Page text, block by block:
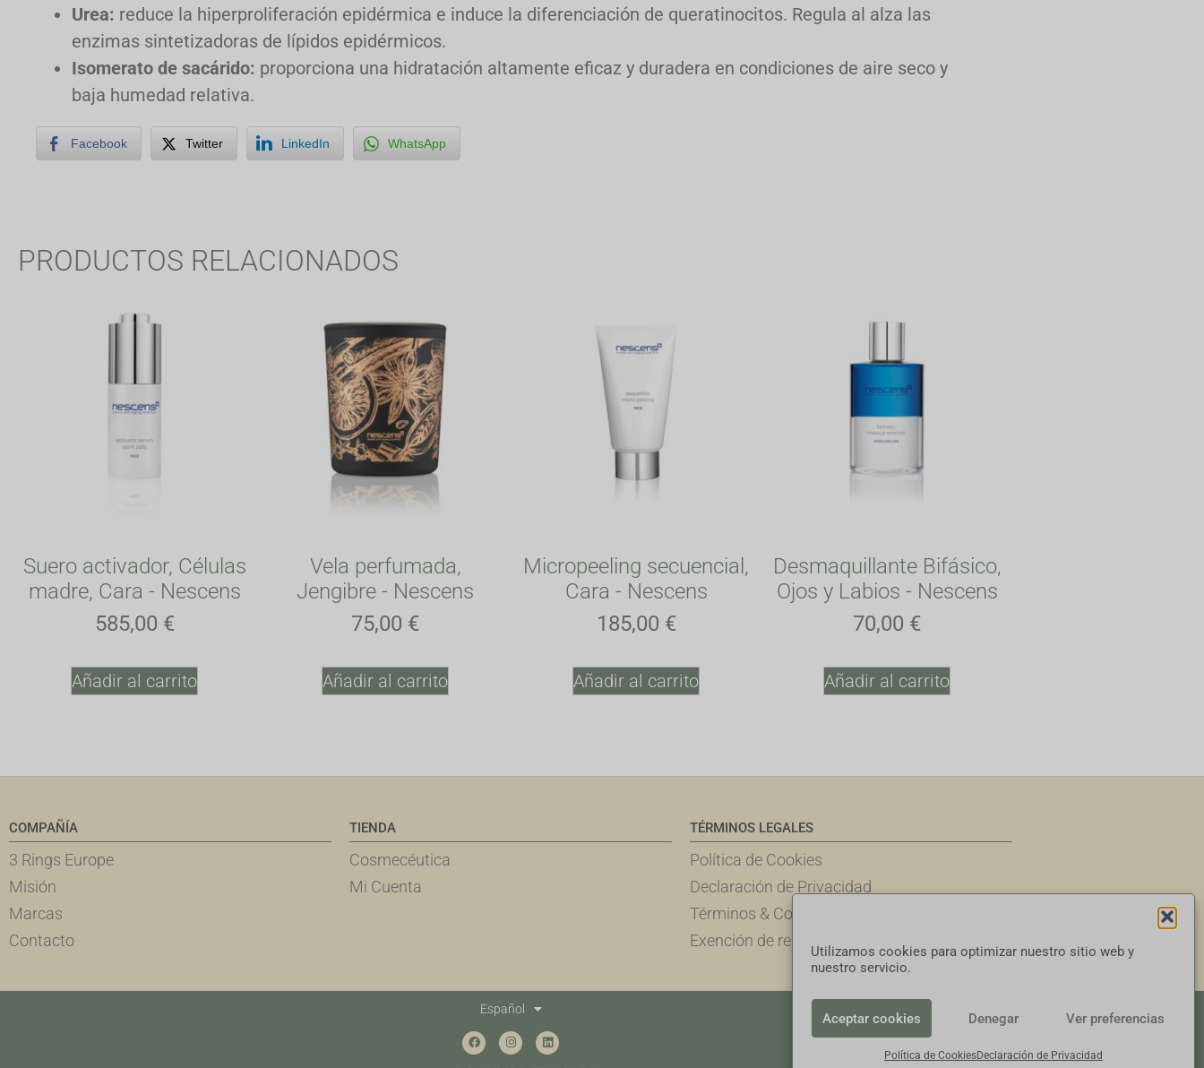
Utilizamos cookies para optimizar nuestro sitio web y
nuestro servicio.
Aceptar cookies Denegar Ver preferencias
Política de CookiesDeclaración de Privacidad
Urea: reduce la hiperproliferación epidérmica e induce la diferenciación de queratinocitos. Regula al alza las
enzimas sintetizadoras de lípidos epidérmicos.
Isomerato de sacárido: proporciona una hidratación altamente eficaz y duradera en condiciones de aire seco y
baja humedad relativa.
Facebook Twitter LinkedIn WhatsApp
PRODUCTOS RELACIONADOS
Suero activador, Células
madre, Cara - Nescens
585,00 €
Añadir al carrito
Vela perfumada,
Jengibre - Nescens
75,00 €
Añadir al carrito
Micropeeling secuencial,
Cara - Nescens
185,00 €
Añadir al carrito
Desmaquillante Bifásico,
Ojos y Labios - Nescens
70,00 €
Añadir al carrito
COMPAÑÍA
3 Rings Europe
Misión
Marcas
Contacto
TIENDA
Cosmecéutica
Mi Cuenta
TÉRMINOS LEGALES
Política de Cookies
Declaración de Privacidad
Términos & Condiciones
Exención de responsabilidad
Español